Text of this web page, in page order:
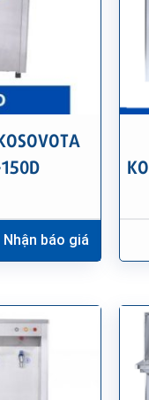
Nhận báo giá